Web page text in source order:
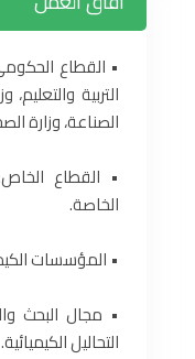
• القطاع
التربية والتعليم،
الصناعة، وزارة
• القطاع
الخاصة.
• المؤسسات
• مجال البحث
التحاليل الكيميائية.